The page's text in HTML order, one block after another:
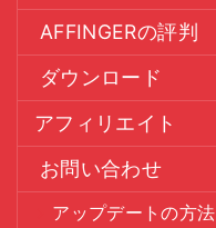
AFFINGERの評判
ダウンロード
アフィリエイト
お問い合わせ
アップデートの方法